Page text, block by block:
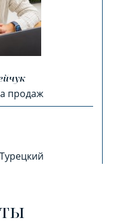
продаж